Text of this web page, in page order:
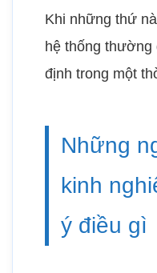
Khi những thứ
hệ thống
định trong một
Những
kinh
ý điều gì